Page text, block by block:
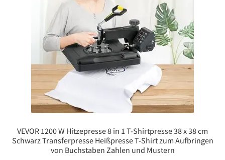
VEVOR 1200 W Hitzepresse 8 in 1 T-Shirtpresse 38 x 38 cm
Schwarz Transferpresse Heißpresse T-Shirt zum Aufbringen
von Buchstaben Zahlen und Mustern